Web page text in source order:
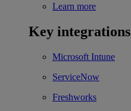
Learn more
Key integrations
Microsoft Intune
ServiceNow
Freshworks